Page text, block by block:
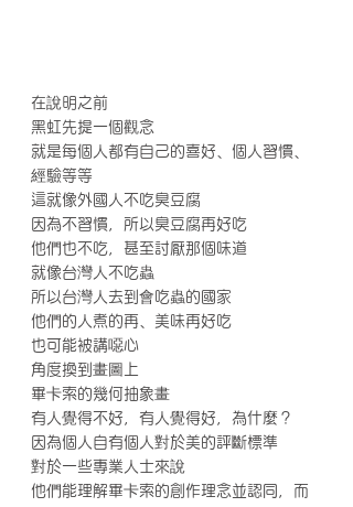
在說明之前
黑虹先提一個觀念
就是每個人都有自己的喜好、個人習慣、
經驗等等
這就像外國人不吃臭豆腐
因為不習慣，所以臭豆腐再好吃
他們也不吃，甚至討厭那個味道
就像台灣人不吃蟲
所以台灣人去到會吃蟲的國家
他們的人煮的再、美味再好吃
也可能被講噁心
角度換到畫圖上
畢卡索的幾何抽象畫
有人覺得不好，有人覺得好，為什麼？
因為個人自有個人對於美的評斷標準
對於一些專業人士來說
他們能理解畢卡索的創作理念並認同，而